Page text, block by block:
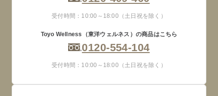
受付時間：10:00～18:00（土日祝を除く）
Toyo Wellness（東洋ウェルネス）の商品はこちら
0120-554-104
受付時間：10:00～18:00（土日祝を除く）